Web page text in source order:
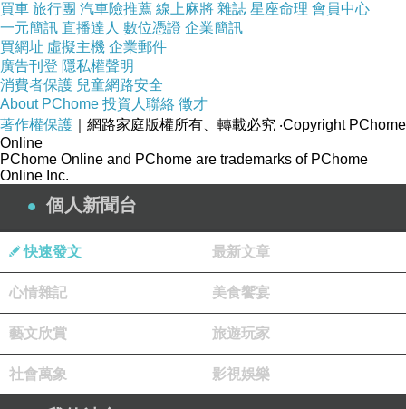
間。
此類「飯店轉型熟齡住宅」模式，不僅可提升資
產利用率，也可快速切入高成長銀髮市場，形成
新型態不動產與服務整合模式。
創投與資本市場加速關注銀髮經濟
隨著市場規模擴大與人口結構轉變，銀髮經濟已
成為國內外資本市場高度關注的新興產業。投資
機構認為，銀髮市場具備三大投資優勢：
長期穩定現金流
高黏著會員經濟模式
ESG 永續投資高度契合
未來銀髮產業將不再僅是社會福利體系的一部
分，而是結合不動產、醫療、科技與服務的跨產
買車 旅行團 汽車險推薦 線上麻將 雜誌 星座命理 會員中心
一元簡訊 直播達人 數位憑證 企業簡訊
買網址 虛擬主機 企業郵件
廣告刊登 隱私權聲明
消費者保護 兒童網路安全
About PChome 投資人聯絡 徵才
著作權保護 ｜網路家庭版權所有、轉載必究 ‧Copyright PChome
Online
PChome Online and PChome are trademarks of PChome
Online Inc.
個人新聞台
快速發文 最新文章
心情雜記 美食饗宴
藝文欣賞 旅遊玩家
社會萬象 影視娛樂